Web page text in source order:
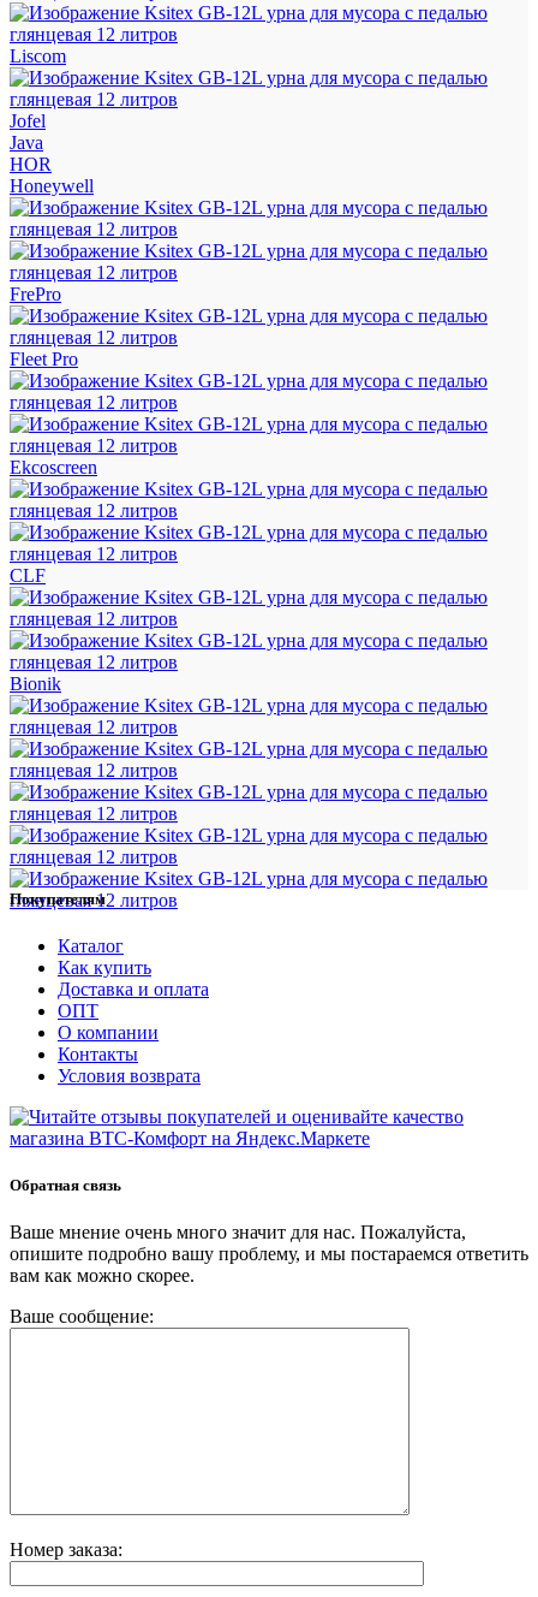
Liscom
Jofel
Java
HOR
Honeywell
FrePro
Fleet Pro
Ekcoscreen
CLF
Bionik
Покупателям
Каталог
Как купить
Доставка и оплата
ОПТ
О компании
Контакты
Условия возврата
Обратная связь
Ваше мнение очень много значит для нас. Пожалуйста,
опишите подробно вашу проблему, и мы постараемся ответить
вам как можно скорее.
Ваше сообщение:
Номер заказа: